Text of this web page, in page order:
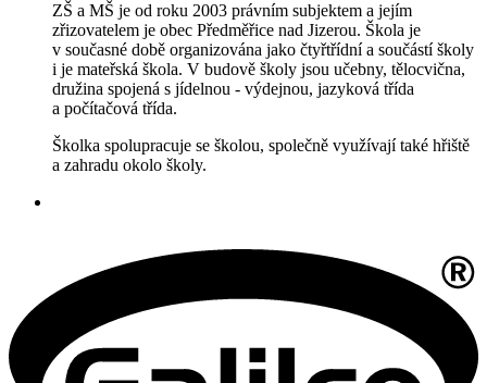
ZŠ a MŠ je od roku 2003 právním subjektem a jejím
zřizovatelem je obec Předměřice nad Jizerou. Škola je
v současné době organizována jako čtyřtřídní a součástí školy
i je mateřská škola. V budově školy jsou učebny, tělocvična,
družina spojená s jídelnou - výdejnou, jazyková třída
a počítačová třída.
Školka spolupracuje se školou, společně využívají také hřiště
a zahradu okolo školy.